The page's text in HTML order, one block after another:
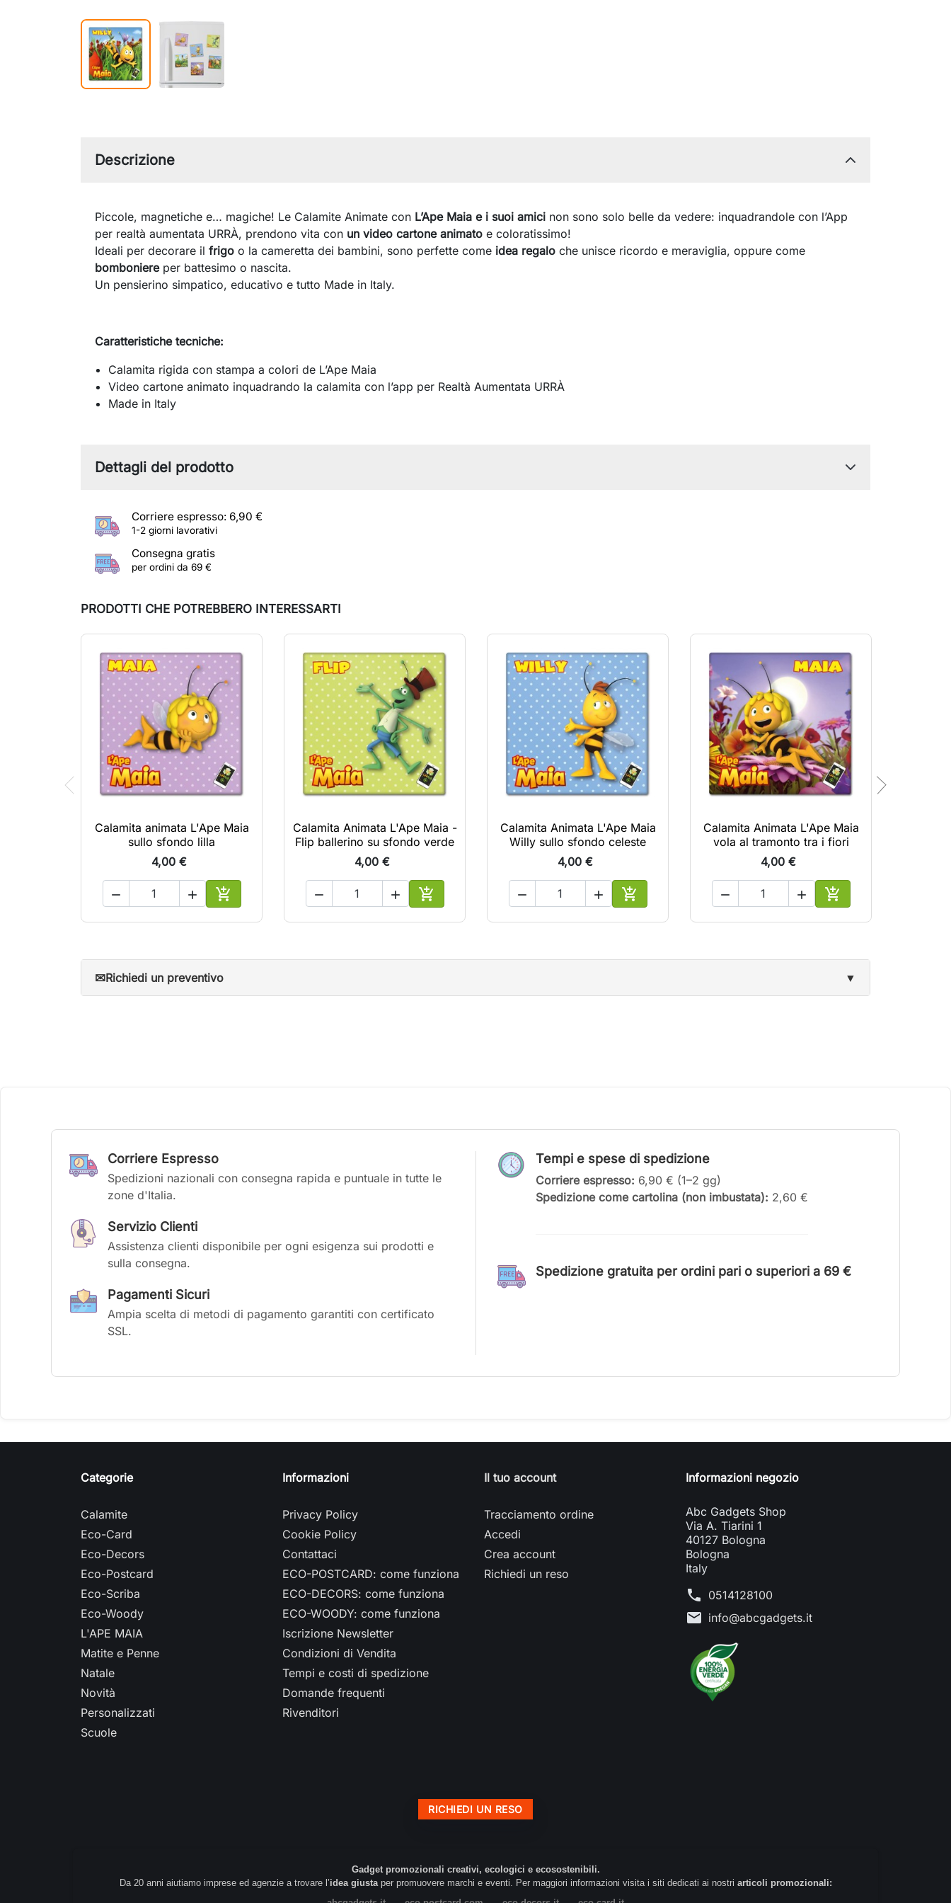
Corriere espresso: 6,90 €
1-2 giorni lavorativi
Consegna gratis
per ordini da 69 €
Descrizione
Piccole, magnetiche e… magiche! Le Calamite Animate con L’Ape Maia e i suoi amici non sono solo belle da vedere: inquadrandole con l’App
per realtà aumentata URRÀ, prendono vita con un video cartone animato e coloratissimo!
Ideali per decorare il frigo o la cameretta dei bambini, sono perfette come idea regalo che unisce ricordo e meraviglia, oppure come
bomboniereper battesimo o nascita.
Un pensierino simpatico, educativo e tutto Made in Italy.
Caratteristiche tecniche:
Calamita rigida con stampa a colori de L’Ape Maia
Video cartone animato inquadrando la calamita con l’app per Realtà Aumentata URRÀ
Made in Italy
Dettagli del prodotto
PRODOTTI CHE POTREBBERO INTERESSARTI
Calamita animata L'Ape Maia
sullo sfondo lilla
4,00 €
  
Aggiungi al carrello
Calamita Animata L'Ape Maia -
Flip ballerino su sfondo verde
4,00 €
  
Aggiungi al carrello
Calamita Animata L'Ape Maia
Willy sullo sfondo celeste
4,00 €
  
Aggiungi al carrello
Calamita Animata L'Ape Maia
vola al tramonto tra i fiori
4,00 €
  
Aggiungi al carrello
✉Richiedi un preventivo ▼
Corriere Espresso
Spedizioni nazionali con consegna rapida e puntuale in tutte le
zone d'Italia.
Servizio Clienti
Assistenza clienti disponibile per ogni esigenza sui prodotti e
sulla consegna.
Pagamenti Sicuri
Ampia scelta di metodi di pagamento garantiti con certificato
SSL.
Tempi e spese di spedizione
Corriere espresso: 6,90 € (1–2 gg)
Spedizione come cartolina (non imbustata): 2,60 €
Spedizione gratuita per ordini pari o superiori a 69 €
Categorie
Calamite
Eco-Card
Eco-Decors
Eco-Postcard
Eco-Scriba
Eco-Woody
L'APE MAIA
Matite e Penne
Natale
Novità
Personalizzati
Scuole
Informazioni
Privacy Policy
Cookie Policy
Contattaci
ECO-POSTCARD: come funziona
ECO-DECORS: come funziona
ECO-WOODY: come funziona
Iscrizione Newsletter
Condizioni di Vendita
Tempi e costi di spedizione
Domande frequenti
Rivenditori
Il tuo account
Tracciamento ordine
Accedi
Crea account
Richiedi un reso
Informazioni negozio
Abc Gadgets Shop
Via A. Tiarini 1
40127 Bologna
Bologna
Italy
phone 0514128100
mail info@abcgadgets.it
RICHIEDI UN RESO
Gadget promozionali creativi, ecologici e ecosostenibili.
Da 20 anni aiutiamo imprese ed agenzie a trovare l’idea giustaper promuovere marchi e eventi. Per maggiori informazioni visita i siti dedicati ai nostri articoli promozionali: